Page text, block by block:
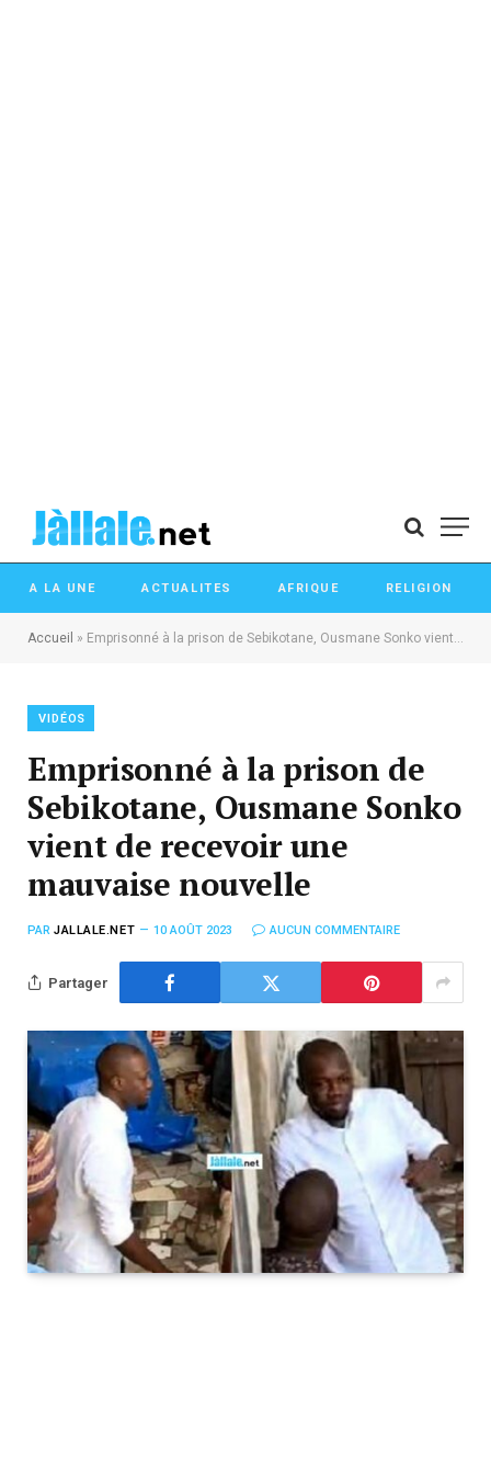
A LA UNE ACTUALITES AFRIQUE RELIGION
Accueil » Emprisonné à la prison de Sebikotane, Ousmane Sonko vient de recevoir une mauvaise nouvelle
VIDÉOS
Emprisonné à la prison de
Sebikotane, Ousmane Sonko
vient de recevoir une
mauvaise nouvelle
PAR JALLALE.NET 10 AOÛT 2023 AUCUN COMMENTAIRE
Partager